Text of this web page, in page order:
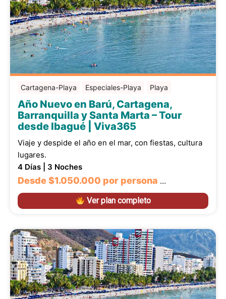
Cartagena-Playa Especiales-Playa Playa
Año Nuevo en Barú, Cartagena,
Barranquilla y Santa Marta – Tour
desde Ibagué | Viva365
Viaje y despide el año en el mar, con fiestas, cultura
lugares.
4 Días | 3 Noches
Desde$1.050.000 por persona …
Ver plan completo